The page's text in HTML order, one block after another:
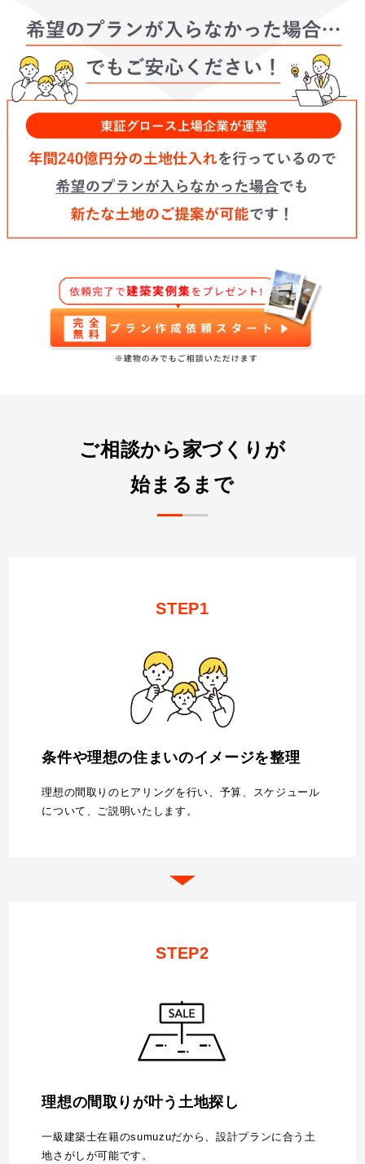
ご相談から家づくりが
始まるまで
STEP1
条件や理想の住まいのイメージを整理
理想の間取りのヒアリングを行い、予算、スケジュール
について、ご説明いたします。
STEP2
理想の間取りが叶う土地探し
一級建築士在籍のsumuzuだから、設計プランに合う土
地さがしが可能です。